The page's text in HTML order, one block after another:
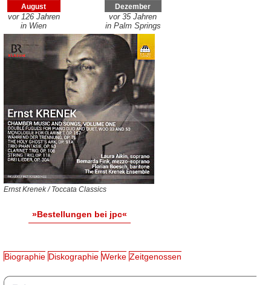
August
vor 126 Jahren
in Wien
Dezember
vor 35 Jahren
in Palm Springs
Ernst Krenek / Toccata Classics
»Bestellungen bei jpc«
Biographie Diskographie Werke Zeitgenossen